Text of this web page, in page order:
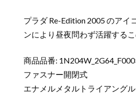
プラダ Re-Edition 2005 のア
ンにより昼夜問わず活躍する
商品品番:
ファスナー開閉式
エナメルメタルトライアング